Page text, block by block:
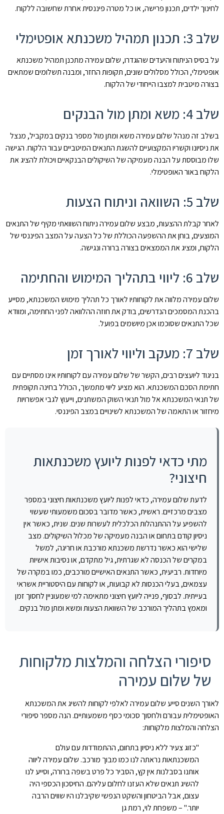
לחינוך ילדים, תכנון פרישה, או כל מטרה פיננסית אחרת שחשובה ללקוח.
שלב 3: תכנון תמהיל משכנתא אופטימלי
על בסיס הניתוח והיעדים שהוגדרו, שלום עמירה מתכנן תמהיל משכנתא
אופטימלי, הכולל מסלולים שונים, תקופות החזר, ומבנה תשלומים שמתאים
בצורה מיטבית למצבו הייחודי של הלקוח.
שלב 4: משא ומתן מול הבנקים
בשלב זה מנהל שלום עמירה משא ומתן מול מספר בנקים במקביל, מנצל
את ניסיונו וקשריו המקצועיים להשגת התנאים המיטביים עבור הלקוח. הגישה
שלו מבוססת על הבנה מעמיקה של השיקולים הבנקאיים ויכולת להציג את
הלקוח באור האופטימלי.
שלב 5: השוואה וניתוח הצעות
לאחר קבלת ההצעות, מבצע שלום עמירה ניתוח השוואתי מקיף של התנאים
המוצעים, בוחן את ההשפעה הכוללת של כל הצעה על המצב הפיננסי של
הלקוח, ומציג את הממצאים בצורה ברורה ונגישה.
שלב 6: ליווי בתהליך המימוש והחתימה
שלום עמירה מלווה את לקוחותיו לאורך כל תהליך מימוש המשכנתא, מסייע
בהכנת המסמכים הנדרשים, בודק את חוזה ההלוואה לפני החתימה, ומוודא
שכל התנאים שסוכמו אכן מיושמים בפועל.
שלב 7: מעקב וליווי לאורך זמן
בניגוד ליועצים רבים, הקשר של שלום עמירה עם לקוחותיו אינו מסתיים עם
חתימת הסכם המשכנתא. הוא מציע ליווי מתמשך, הכולל בחינה תקופתית
של תנאי המשכנתא אל מול תנאי השוק המשתנים, וייעוץ לגבי אפשרויות
מיחזור או התאמה של המשכנתא לשינויים במצב הפיננסי.
מתי כדאי לפנות ליועץ משכנתאות
חיצוני?
לדעת שלום עמירה, כדאי לפנות ליועץ משכנתאות חיצוני במספר
מצבים מרכזיים. ראשית, כאשר מדובר בסכום משמעותי שעשוי
להשפיע על ההתנהלות הכלכלית לעשרות שנים. שנית, כאשר אין
ניסיון קודם בתחום או הבנה מעמיקה של מכלול השיקולים. מצב
שלישי הוא כאשר נדרשת משכנתא מורכבת או חריגה, למשל
במקרים של הכנסה לא שגרתית, גיל מתקדם, או נסיבות אישיות
מיוחדות. רביעית, כאשר התנאים האישיים מורכבים, כמו במקרה של
עצמאים, בעלי הכנסות לא קבועות, או לקוחות עם היסטוריית אשראי
בעייתית. לבסוף, פנייה ליועץ חיצוני מתאימה למי שמעוניין לחסוך זמן
ומאמץ בתהליך המורכב של השוואת הצעות ומשא ומתן מול בנקים.
סיפורי הצלחה והמלצות מלקוחות
של שלום עמירה
לאורך השנים סייע שלום עמירה לאלפי לקוחות להשיג את המשכנתא
האופטימלית עבורם ולחסוך סכומי כסף משמעותיים. הנה מספר סיפורי
הצלחה והמלצות מלקוחות:
"כזוג צעיר ללא ניסיון בתחום, ההתמודדות עם עולם
המשכנתאות נראתה לנו כמו מבוך מורכב. שלום עמירה ליווה
אותנו בסבלנות אין קץ, הסביר כל פרט בשפה ברורה, וסייע לנו
להשיג תנאים שלא העזנו לחלום עליהם. החיסכון הכספי היה
עצום, אבל הביטחון והשקט הנפשי שקיבלנו היו שווים הרבה
יותר." – משפחת לוי, רמת גן